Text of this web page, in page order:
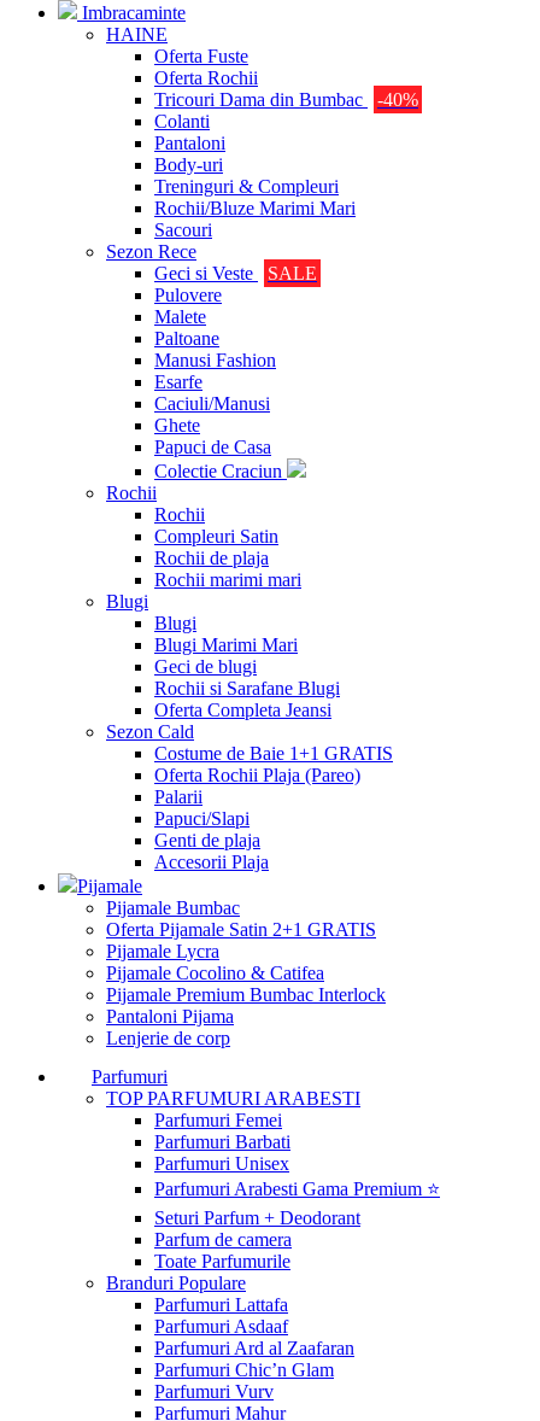
Imbracaminte
HAINE
Oferta Fuste
Oferta Rochii
Tricouri Dama din Bumbac
-40%
Colanti
Pantaloni
Body-uri
Treninguri & Compleuri
Rochii/Bluze Marimi Mari
Sacouri
Sezon Rece
Geci si Veste
SALE
Pulovere
Malete
Paltoane
Manusi Fashion
Esarfe
Caciuli/Manusi
Ghete
Papuci de Casa
Colectie Craciun
Rochii
Rochii
Compleuri Satin
Rochii de plaja
Rochii marimi mari
Blugi
Blugi
Blugi Marimi Mari
Geci de blugi
Rochii si Sarafane Blugi
Oferta Completa Jeansi
Sezon Cald
Costume de Baie 1+1 GRATIS
Oferta Rochii Plaja (Pareo)
Palarii
Papuci/Slapi
Genti de plaja
Accesorii Plaja
Pijamale
Pijamale Bumbac
Oferta Pijamale Satin 2+1 GRATIS
Pijamale Lycra
Pijamale Cocolino & Catifea
Pijamale Premium Bumbac Interlock
Pantaloni Pijama
Lenjerie de corp
Parfumuri
TOP PARFUMURI ARABESTI
Parfumuri Femei
Parfumuri Barbati
Parfumuri Unisex
Parfumuri Arabesti Gama Premium ⭐
Seturi Parfum + Deodorant
Parfum de camera
Toate Parfumurile
Branduri Populare
Parfumuri Lattafa
Parfumuri Asdaaf
Parfumuri Ard al Zaafaran
Parfumuri Chic’n Glam
Parfumuri Vurv
Parfumuri Mahur